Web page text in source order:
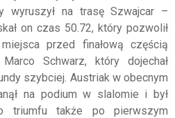
wyruszył na trasę Szwajcar –
on czas 50.72, który pozwolił
przed finałową częścią
Schwarz, który dojechał
szybciej. Austriak w obecnym
na podium w slalomie i był
triumfu także po pierwszym